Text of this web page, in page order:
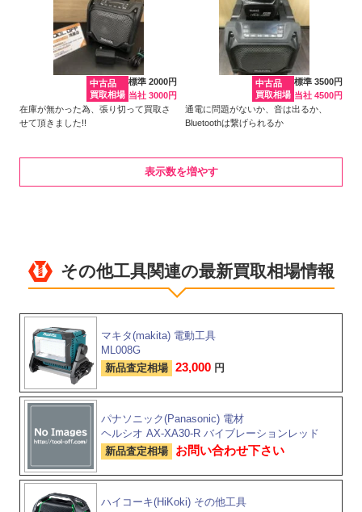
中古品
買取相場
標準 2000円
当社 3000円
在庫が無かった為、張り切って買取さ
せて頂きました!!
中古品
買取相場
標準 3500円
当社 4500円
通電に問題がないか、音は出るか、
Bluetoothは繋げられるか
表示数を増やす
その他工具関連の最新買取相場情報
マキタ(makita) 電動工具
ML008G
新品査定相場 23,000 円
パナソニック(Panasonic) 電材
ヘルシオ AX-XA30-R バイブレーションレッド
新品査定相場 お問い合わせ下さい
ハイコーキ(HiKoki) その他工具